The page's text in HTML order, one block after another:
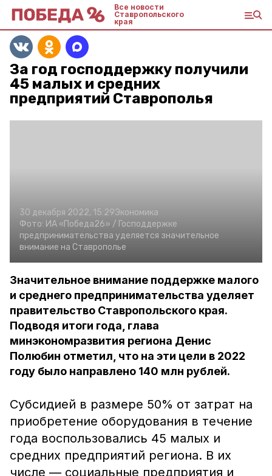
Все новости
Ставропольского
края
За год господдержку получили
45 малых и средних
предприятий Ставрополья
30 декабря 2022, 15:29Экономика
Фото: ИА «Победа26» / Господдержке
предпринимательства уделяется значительное
внимание на Ставрополье
Значительное внимание поддержке малого
и среднего предпринимательства уделяет
правительство Ставропольского края.
Подводя итоги года, глава
минэкономразвития региона Денис
Полюбин отметил, что на эти цели в 2022
году было направлено 140 млн рублей.
Субсидией в размере 50% от затрат на
приобретение оборудования в течение
года воспользовались 45 малых и
средних предприятий региона. В их
числе — социальные предприятия и